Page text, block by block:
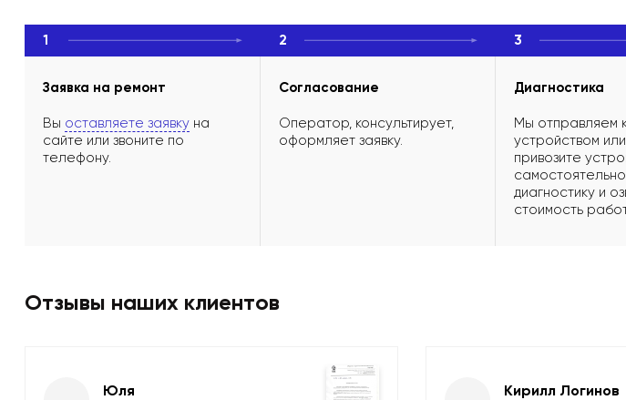
1
Заявка на ремонт
Вы оставляете заявку на
сайте или звоните по
телефону.
2
Согласование
Оператор, консультирует,
оформляет заявку.
3
Диагностика
Мы отправляем
устройством
привозите
диагностику и
стоимость
Отзывы наших клиентов
Юля Кирилл Логинов